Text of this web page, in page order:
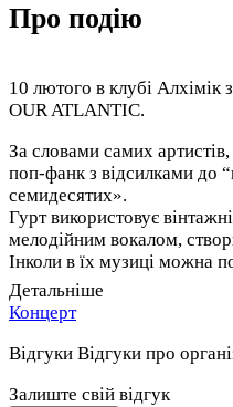
Про подію
10 лютого в клубі Алхімік
OUR ATLANTIC.
За словами самих
поп-фанк з відсилками до
семидесятих».
Гурт використовує
мелодійним вокалом,
Інколи в їх музиці можна
мотиви.
На концерті 10 лютого
трек, реліз якого
зіграють багато пісень з
побачить світ навесні 2022.
Детальніше
Концерт
Відгуки Відгуки про
Залиште свій відгук